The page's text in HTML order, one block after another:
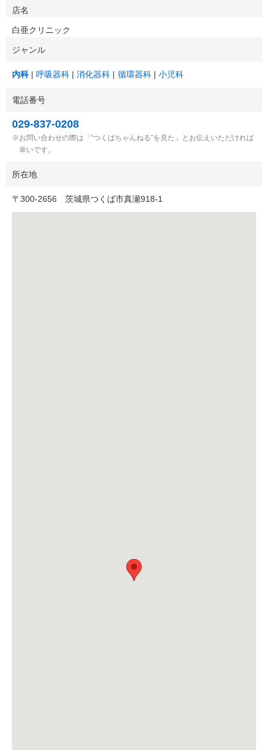
店名
白亜クリニック
ジャンル
内科 呼吸器科 消化器科 循環器科 小児科
電話番号
029-837-0208
お問い合わせの際は「“つくばちゃんねる”を見た」とお伝えいただければ
幸いです。
所在地
〒 300-2656 茨城県つくば市真瀬918-1